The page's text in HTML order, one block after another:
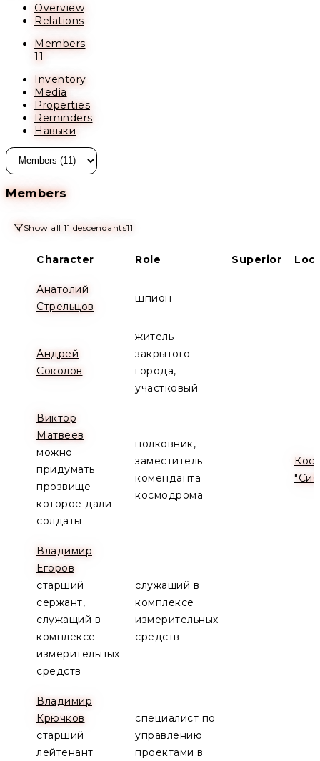
Overview
Relations
Members
11
Inventory
Media
Properties
Reminders
Навыки
Members
Show all 11 descendants11
Character Role Superior
Анатолий
Стрельцов
шпион
Андрей
Соколов
житель
закрытого
города,
участковый
Виктор
Матвеев
можно
придумать
прозвище
которое дали
солдаты
полковник,
заместитель
коменданта
космодрома
Владимир
Егоров
старший
сержант,
служащий в
комплексе
измерительных
средств
служащий в
комплексе
измерительных
средств
Владимир
Крючков
старший
лейтенант
специалист по
управлению
проектами в